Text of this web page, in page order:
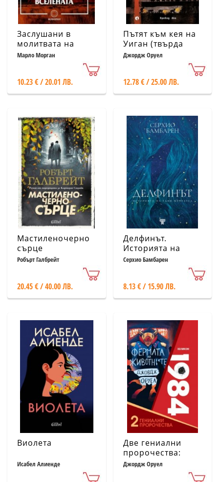
Заслушани в
молитвата на
Вселената
Марло Морган
10.23 € / 20.01 ЛВ.
Пътят към кея на
Уиган (твърда
корица)
Джордж Оруел
12.78 € / 25.00 ЛВ.
Мастиленочерно
сърце
Робърт Галбрейт
20.45 € / 40.00 ЛВ.
Делфинът.
Историята на
един мечтател
Серхио Бамбарен
8.13 € / 15.90 ЛВ.
Виолета
Исабел Алиенде
Две гениални
пророчества:
1984 и Фермата
Джордж Оруел